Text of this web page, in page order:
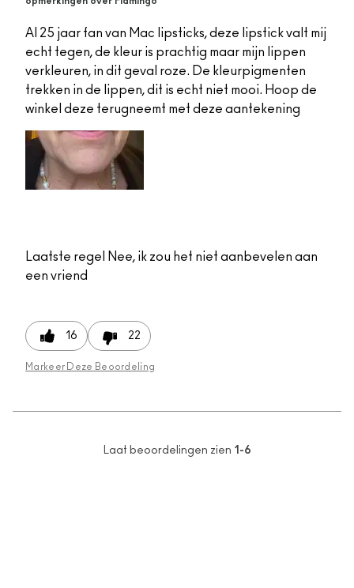
Al 25 jaar fan van Mac lipsticks, deze lipstick valt mij
echt tegen, de kleur is prachtig maar mijn lippen
verkleuren, in dit geval roze. De kleurpigmenten
trekken in de lippen, dit is echt niet mooi. Hoop de
winkel deze terugneemt met deze aantekening
Laatste regel
Nee, ik zou het niet aanbevelen aan
een vriend
16 22
Markeer Deze Beoordeling
Laat beoordelingen zien 1-6